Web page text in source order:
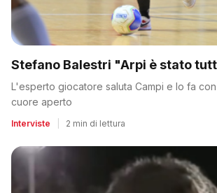
Stefano Balestri "Arpi è stato
L'esperto giocatore saluta Campi e lo fa
cuore aperto
Interviste 2 min di lettura